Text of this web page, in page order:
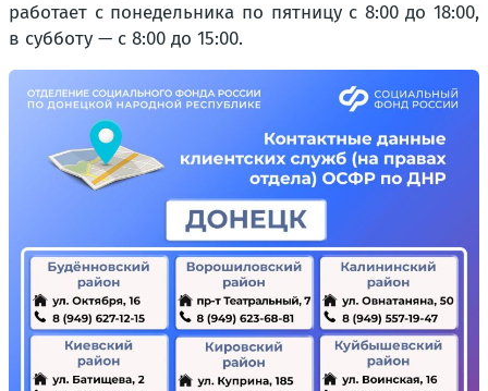
работает с понедельника по пятницу с 8:00 до 18:00,
в субботу — с 8:00 до 15:00.